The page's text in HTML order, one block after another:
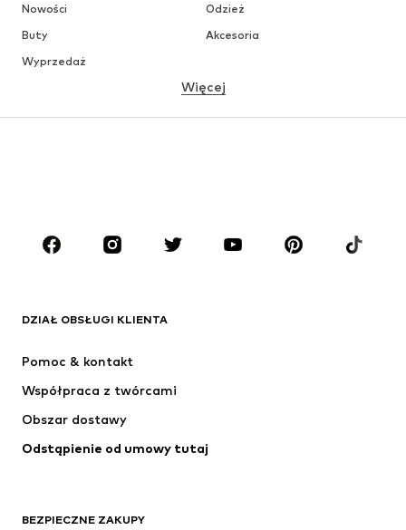
Nowości
Odzież
Buty
Akcesoria
Wyprzedaż
MARKI
Next
Jordan
Więcej
DZIAŁ OBSŁUGI KLIENTA
Pomoc & kontakt
Współpraca z twórcami
Obszar dostawy
Odstąpienie od umowy tutaj
BEZPIECZNE ZAKUPY